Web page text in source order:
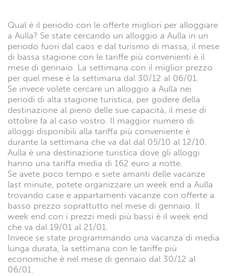
Qual è il periodo con le offerte migliori per alloggiare
a Aulla? Se state cercando un alloggio a Aulla in un
periodo fuori dal caos e dal turismo di massa, il mese
di bassa stagione con le tariffe più convenienti è il
mese di gennaio. La settimana con il miglior prezzo
per quel mese è la settimana dal 30/12 al 06/01.
Se invece volete cercare un alloggio a Aulla nei
periodi di alta stagione turistica, per godere della
destinazione al pieno delle sue capacità, il mese di
ottobre fa al caso vostro. Il maggior numero di
alloggi disponibili alla tariffa più conveniente è
durante la settimana che va dal dal 05/10 al 12/10.
Aulla è una destinazione turistica dove gli alloggi
hanno una tariffa media di 162 euro a notte.
Se avete poco tempo e siete amanti delle vacanze
last minute, potete organizzare un week end a Aulla
trovando case e appartamenti vacanze con offerte a
basso prezzo soprattutto nel mese di gennaio. Il
week end con i prezzi medi più bassi è il week end
che va dal 19/01 al 21/01.
Invece se state programmando una vacanza di media
lunga durata, la settimana con le tariffe più
economiche è nel mese di gennaio dal 30/12 al
06/01.